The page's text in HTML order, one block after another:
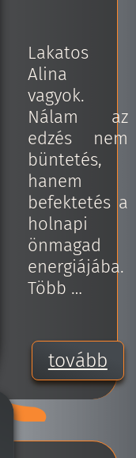
Lakatos
Alina
vagyok.
Nálam az
edzés nem
büntetés,
hanem
befektetés a
holnapi
önmagad
energiájába.
Több …
tovább